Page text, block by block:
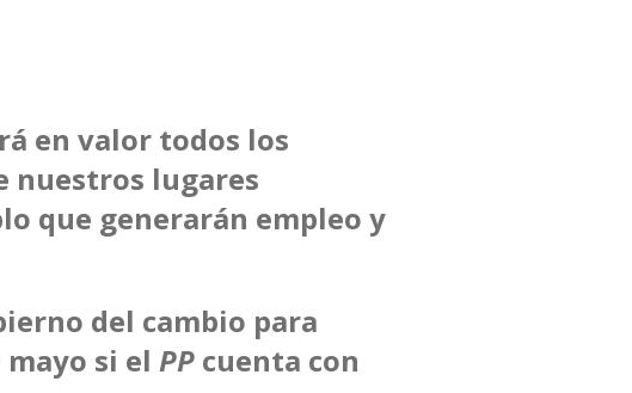
en valor todos los
nuestros lugares
que generarán empleo y
del cambio para
si el PP cuenta con